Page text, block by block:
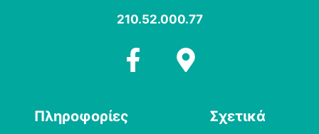
210.52.000.77
Πληροφορίες Σχετικά